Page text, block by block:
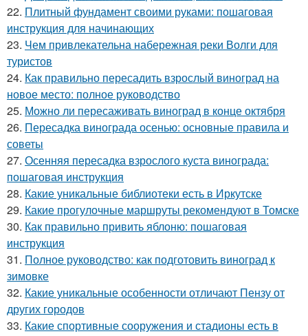
22. Плитный фундамент своими руками: пошаговая
инструкция для начинающих
23. Чем привлекательна набережная реки Волги для
туристов
24. Как правильно пересадить взрослый виноград на
новое место: полное руководство
25. Можно ли пересаживать виноград в конце октября
26. Пересадка винограда осенью: основные правила и
советы
27. Осенняя пересадка взрослого куста винограда:
пошаговая инструкция
28. Какие уникальные библиотеки есть в Иркутске
29. Какие прогулочные маршруты рекомендуют в Томске
30. Как правильно привить яблоню: пошаговая
инструкция
31. Полное руководство: как подготовить виноград к
зимовке
32. Какие уникальные особенности отличают Пензу от
других городов
33. Какие спортивные сооружения и стадионы есть в